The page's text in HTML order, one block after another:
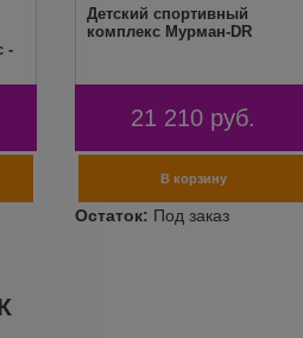
-
Детский спортивный
комплекс Мурман-DR
21 210 руб.